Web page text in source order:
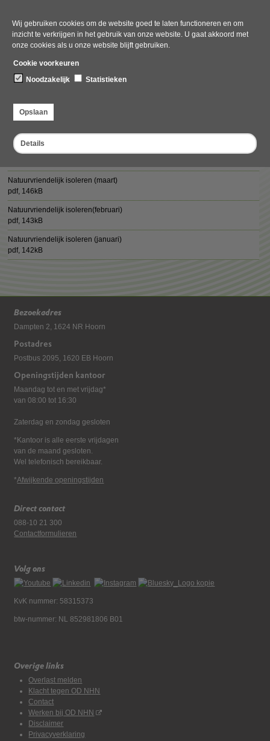
Wij gebruiken cookies om de website goed te laten functioneren en om
inzicht te verkrijgen in het gebruik van onze website. U gaat akkoord met
onze cookies als u onze website blijft gebruiken.
Cookie voorkeuren
Noodzakelijk
Statistieken
Opslaan
Details
Natuurvriendelijk isoleren (juni)
pdf, 137kB
Natuurvriendelijk isoleren (april)
Natuurvriendelijk isoleren (maart)
pdf, 146kB
Natuurvriendelijk isoleren(februari)
pdf, 143kB
Natuurvriendelijk isoleren (januari)
pdf, 142kB
Bezoekadres
Dampten 2, 1624 NR Hoorn
Postadres
Postbus 2095, 1620 EB Hoorn
Openingstijden kantoor
Maandag tot en met vrijdag*
van 08:00 tot 16:30
Zaterdag en zondag gesloten
*Kantoor is alle eerste vrijdagen
van de maand gesloten.
Wel telefonisch bereikbaar.
*Afwijkende openingstijden
Direct contact
088-10 21 300
Contactformulieren
Volg ons
KvK nummer: 58315373
btw-nummer: NL 852981806 B01
Overige links
Overlast melden
Klacht tegen OD NHN
Contact
Werken bij OD NHN
Disclaimer
Privacyverklaring